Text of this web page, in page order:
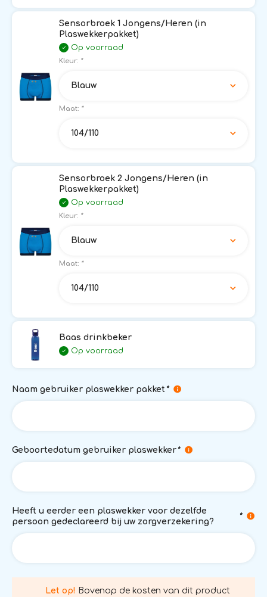
Sensorbroek 1 Jongens/Heren (in
Plaswekkerpakket)
Op voorraad
Kleur: *
Blauw
Maat: *
104/110
Sensorbroek 2 Jongens/Heren (in
Plaswekkerpakket)
Op voorraad
Kleur: *
Blauw
Maat: *
104/110
Baas drinkbeker
Op voorraad
Naam gebruiker plaswekker pakket *
Geboortedatum gebruiker plaswekker *
Heeft u eerder een plaswekker voor dezelfde
persoon gedeclareerd bij uw zorgverzekering?
*
Let op! Bovenop de kosten van dit product